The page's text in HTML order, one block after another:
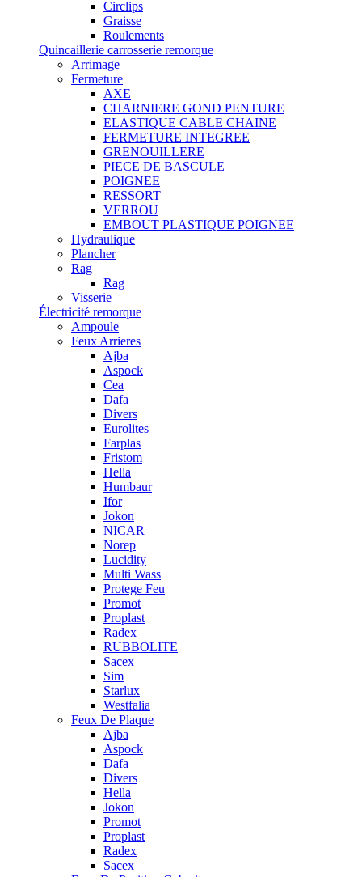
Circlips
Graisse
Roulements
Quincaillerie carrosserie remorque
Arrimage
Fermeture
AXE
CHARNIERE GOND PENTURE
ELASTIQUE CABLE CHAINE
FERMETURE INTEGREE
GRENOUILLERE
PIECE DE BASCULE
POIGNEE
RESSORT
VERROU
EMBOUT PLASTIQUE POIGNEE
Hydraulique
Plancher
Rag
Rag
Visserie
Électricité remorque
Ampoule
Feux Arrieres
Ajba
Aspock
Cea
Dafa
Divers
Eurolites
Farplas
Fristom
Hella
Humbaur
Ifor
Jokon
NICAR
Norep
Lucidity
Multi Wass
Protege Feu
Promot
Proplast
Radex
RUBBOLITE
Sacex
Sim
Starlux
Westfalia
Feux De Plaque
Ajba
Aspock
Dafa
Divers
Hella
Jokon
Promot
Proplast
Radex
Sacex